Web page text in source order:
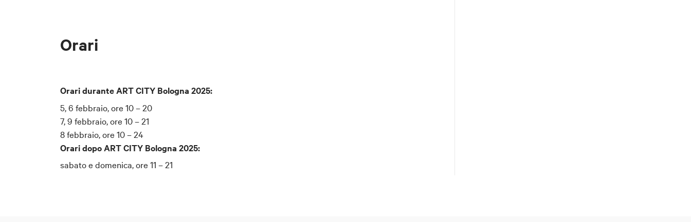
Orari
Orari durante ART CITY Bologna 2025:
5, 6 febbraio, ore 10 – 20
7, 9 febbraio, ore 10 – 21
8 febbraio, ore 10 – 24
Orari dopo ART CITY Bologna 2025:
sabato e domenica, ore 11 – 21